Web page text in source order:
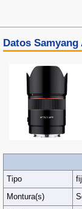
Datos Samyang
Tipo
Montura(s)